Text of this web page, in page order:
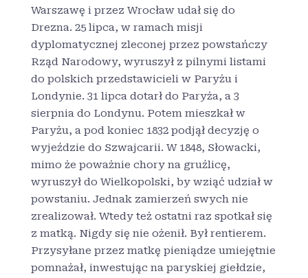
Warszawę i przez Wrocław udał się do
Drezna. 25 lipca, w ramach misji
dyplomatycznej zleconej przez powstańczy
Rząd Narodowy, wyruszył z pilnymi listami
do polskich przedstawicieli w Paryżu i
Londynie. 31 lipca dotarł do Paryża, a 3
sierpnia do Londynu. Potem mieszkał w
Paryżu, a pod koniec 1832 podjął decyzję o
wyjeździe do Szwajcarii. W 1848, Słowacki,
mimo że poważnie chory na gruźlicę,
wyruszył do Wielkopolski, by wziąć udział w
powstaniu. Jednak zamierzeń swych nie
zrealizował. Wtedy też ostatni raz spotkał się
z matką. Nigdy się nie ożenił. Był rentierem.
Przysyłane przez matkę pieniądze umiejętnie
pomnażał, inwestując na paryskiej giełdzie,